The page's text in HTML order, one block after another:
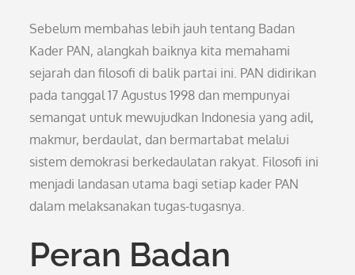
Sebelum membahas lebih jauh tentang Badan
Kader PAN, alangkah baiknya kita memahami
sejarah dan filosofi di balik partai ini. PAN didirikan
pada tanggal 17 Agustus 1998 dan mempunyai
semangat untuk mewujudkan Indonesia yang adil,
makmur, berdaulat, dan bermartabat melalui
sistem demokrasi berkedaulatan rakyat. Filosofi ini
menjadi landasan utama bagi setiap kader PAN
dalam melaksanakan tugas-tugasnya.
Peran Badan